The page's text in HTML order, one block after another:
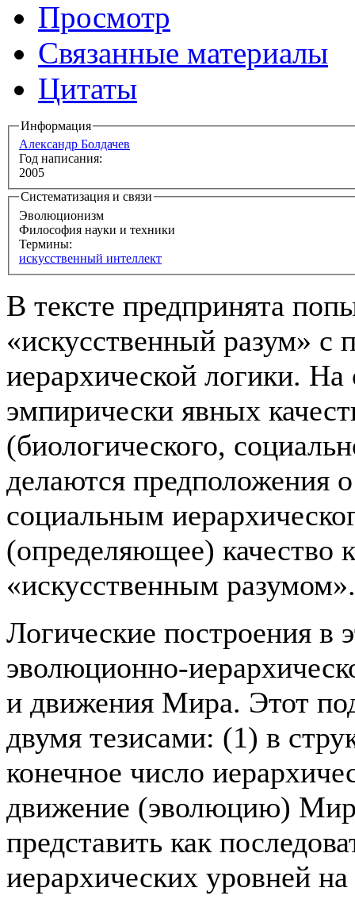
Просмотр
Связанные материалы
Цитаты
Информация
Александр Болдачев
Год написания:
2005
Систематизация и связи
Эволюционизм
Философия науки и техники
Термины:
искусственный интеллект
В тексте предпринята
«искусственный разум» с
иерархической логики. На
эмпирически явных
(биологического,
делаются предположения
социальным
(определяющее) качество
«искусственным разумом».
Логические построения в
эволюционно-
и движения Мира. Этот
двумя тезисами: (1) в
конечное число
движение (эволюцию)
представить как
иерархических уровней